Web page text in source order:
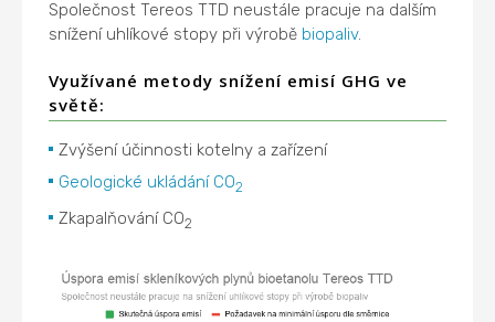
Společnost Tereos TTD neustále pracuje na dalším
snížení uhlíkové stopy při výrobě biopaliv.
Využívané metody snížení emisí GHG ve
světě:
Zvýšení účinnosti kotelny a zařízení
Geologické ukládání CO2
Zkapalňování CO2